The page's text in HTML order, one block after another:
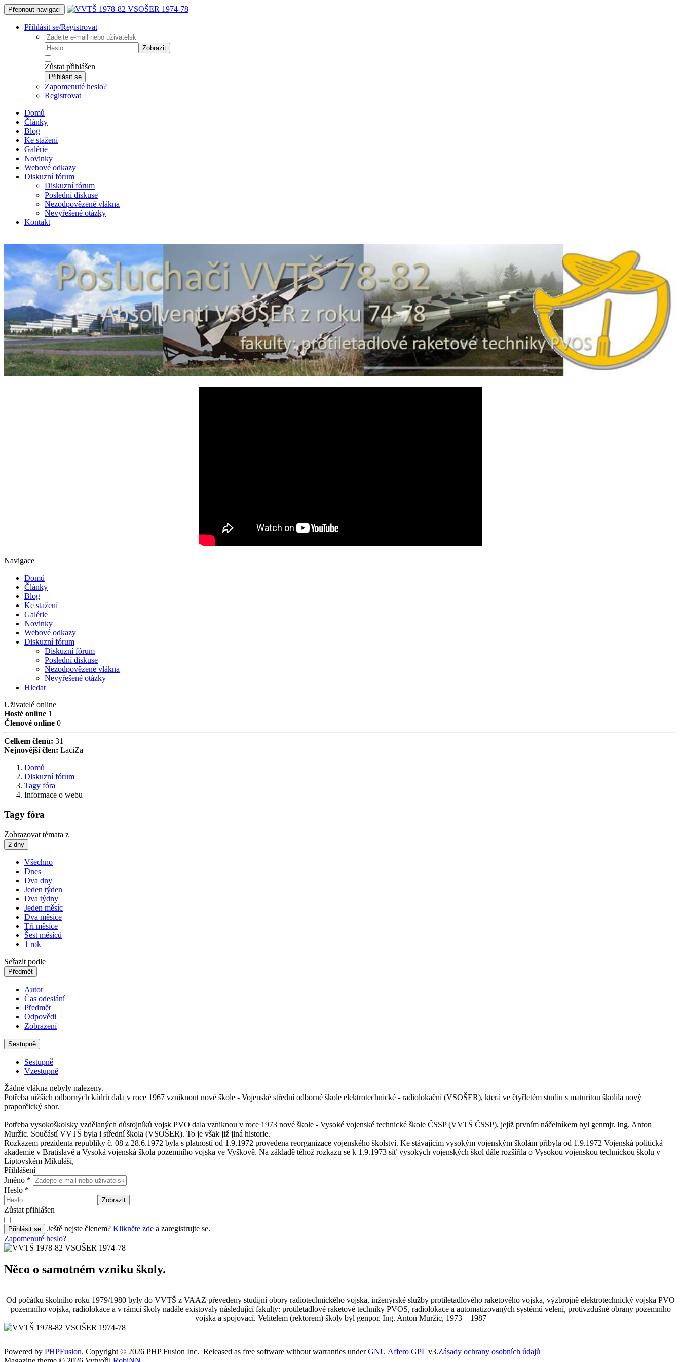
Přepnout navigaci
Přihlásit se/Registrovat
Zobrazit
Zůstat přihlášen
Přihlásit se
Zapomenuté heslo?
Registrovat
Domů
Články
Blog
Ke stažení
Galérie
Novinky
Webové odkazy
Diskuzní fórum
Diskuzní fórum
Poslední diskuse
Nezodpovězené vlákna
Nevyřešené otázky
Kontakt
Navigace
Domů
Články
Blog
Ke stažení
Galérie
Novinky
Webové odkazy
Diskuzní fórum
Diskuzní fórum
Poslední diskuse
Nezodpovězené vlákna
Nevyřešené otázky
Hledat
Uživatelé online
Hosté online 1
Členové online 0
Celkem členů: 31
Nejnovější člen: LaciZa
Domů
Diskuzní fórum
Tagy fóra
Informace o webu
Tagy fóra
Zobrazovat témata z
2 dny
Všechno
Dnes
Dva dny
Jeden týden
Dva týdny
Jeden měsíc
Dva měsíce
Tři měsíce
Šest měsíců
1 rok
Seřazit podle
Předmět
Autor
Čas odeslání
Předmět
Odpovědi
Zobrazení
Sestupně
Sestupně
Vzestupně
Žádné vlákna nebyly nalezeny.
Potřeba nižších odborných kádrů dala v roce 1967 vzniknout nové škole - Vojenské střední odborné škole elektrotechnické - radiolokační (VSOŠER), která ve čtyřletém studiu s maturitou školila nový
praporčický sbor.
Potřeba vysokoškolsky vzdělaných důstojníků vojsk PVO dala vzniknou v roce 1973 nové škole - Vysoké vojenské technické škole ČSSP (VVTŠ ČSSP), jejíž prvním náčelníkem byl genmjr. Ing. Anton
Muržic. Součástí VVTŠ byla i střední škola (VSOŠER). To je však již jiná historie.
Rozkazem prezidenta republiky č. 08 z 28.6.1972 byla s platností od 1.9.1972 provedena reorganizace vojenského školství. Ke stávajícím vysokým vojenským školám přibyla od 1.9.1972 Vojenská politická
akademie v Bratislavě a Vysoká vojenská škola pozemního vojska ve Vyškově. Na základě téhož rozkazu se k 1.9.1973 síť vysokých vojenských škol dále rozšířila o Vysokou vojenskou technickou školu v
Liptovském Mikuláši,
Přihlášení
Jméno *
Heslo *
Zobrazit
Zůstat přihlášen
Přihlásit se Ještě nejste členem? Klikněte zde a zaregistrujte se.
Zapomenuté heslo?
Něco o samotném vzniku školy.
Od počátku školního roku 1979/1980 byly do VVTŠ z VAAZ převedeny studijní obory radiotechnického vojska, inženýrské služby protiletadlového raketového vojska, výzbrojně elektrotechnický vojska PVO
pozemního vojska, radiolokace a v rámci školy nadále existovaly následující fakulty: protiletadlové raketové techniky PVOS, radiolokace a automatizovaných systémů velení, protivzdušné obrany pozemního
vojska a spojovací. Velitelem (rektorem) školy byl genpor. Ing. Anton Muržic, 1973 – 1987
Powered by PHPFusion. Copyright © 2026 PHP Fusion Inc. Released as free software without warranties underGNU Affero GPL v3.Zásady ochrany osobních údajů